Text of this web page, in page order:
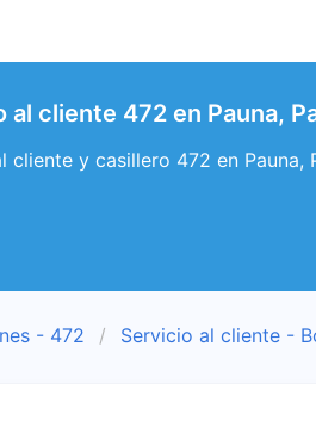
al cliente 472 en Pauna,
cliente y casillero 472 en Pauna,
- 472 Servicio al cliente -